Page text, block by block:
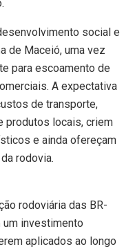
social e
de Maceió, uma vez
para escoamento de
A expectativa
de transporte,
produtos locais, criem
e ainda ofereçam
rodovia.
rodoviária das BR-
investimento
aplicados ao longo